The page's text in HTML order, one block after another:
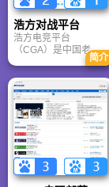
浩方对战平台
浩方电竞平台
（CGA）是中国老牌
游戏联机平台，提供
CS、War3、星际争霸
等经典游戏的稳定联
机服务。重温DOTA1
的激情岁月，找回当
年的战友。同时提供
最新CGA电竞赛事资
讯及热门页游入口，
致敬中国电竞的黄金
时代。
简介